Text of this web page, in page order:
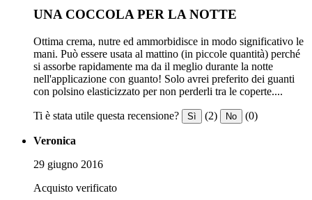
UNA COCCOLA PER LA NOTTE
Ottima crema, nutre ed ammorbidisce in modo significativo le
mani. Può essere usata al mattino (in piccole quantità) perché
si assorbe rapidamente ma da il meglio durante la notte
nell'applicazione con guanto! Solo avrei preferito dei guanti
con polsino elasticizzato per non perderli tra le coperte....
Ti è stata utile questa recensione? Sì (2) No (0)
Veronica
29 giugno 2016
Acquisto verificato